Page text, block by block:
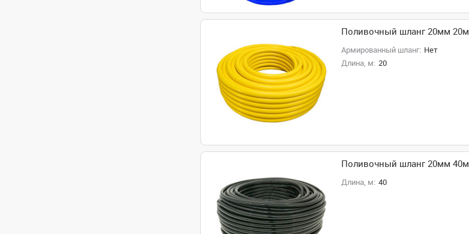
Поливочный шланг 20мм 20м
Армированный шланг: Нет
Длина, м: 20
Поливочный шланг 20мм 40м
Длина, м: 40